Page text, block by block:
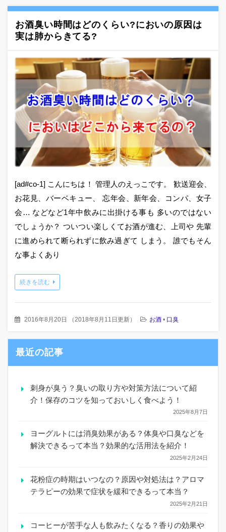
お酒臭い時間はどのくらい?においの原因は
実は肺からきてる?
[ad#co-1] こんにちは！ 管理人のえっこです。 歓送迎会、
お花見、バーベキュー、 忘年会、新年会、コンパ、女子
会… などなど1年中飲みに出掛ける事も 多いのではない
でしょうか？ ついつい楽しくてお酒が進む、上司や 先輩
に進められて断られずに飲み過ぎて しまう。 誰でもそん
な事よくあり
続きを読む
2016年8月20日 （2018年8月11日更新） お酒 • 口臭
最近の記事
刺身が臭う？臭いの取り方や対策方法について紹
介！保存のコツを知っておいしく食べよう！
2025年8月7日
ヨーグルトには消臭効果がある？体臭や口臭などを
解決できるって本当？効果的な活用法を紹介！
2025年2月24日
花粉症の時期はいつなの？原因や対処法は？アロマ
テラピーの効果で症状を緩和できるって本当？
2025年2月21日
コーヒーが苦手な人も飲みたくなる？香りの効果や